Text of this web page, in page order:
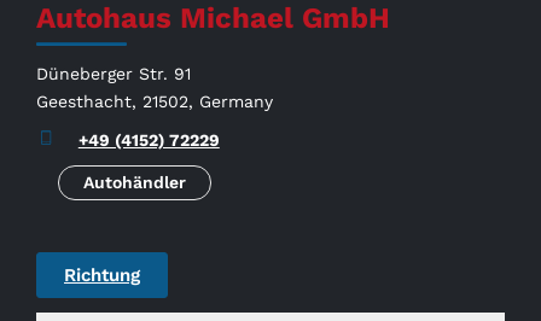
Autohaus Michael GmbH
Düneberger Str. 91
Geesthacht, 21502, Germany
+49 (4152) 72229
Autohändler
Richtung